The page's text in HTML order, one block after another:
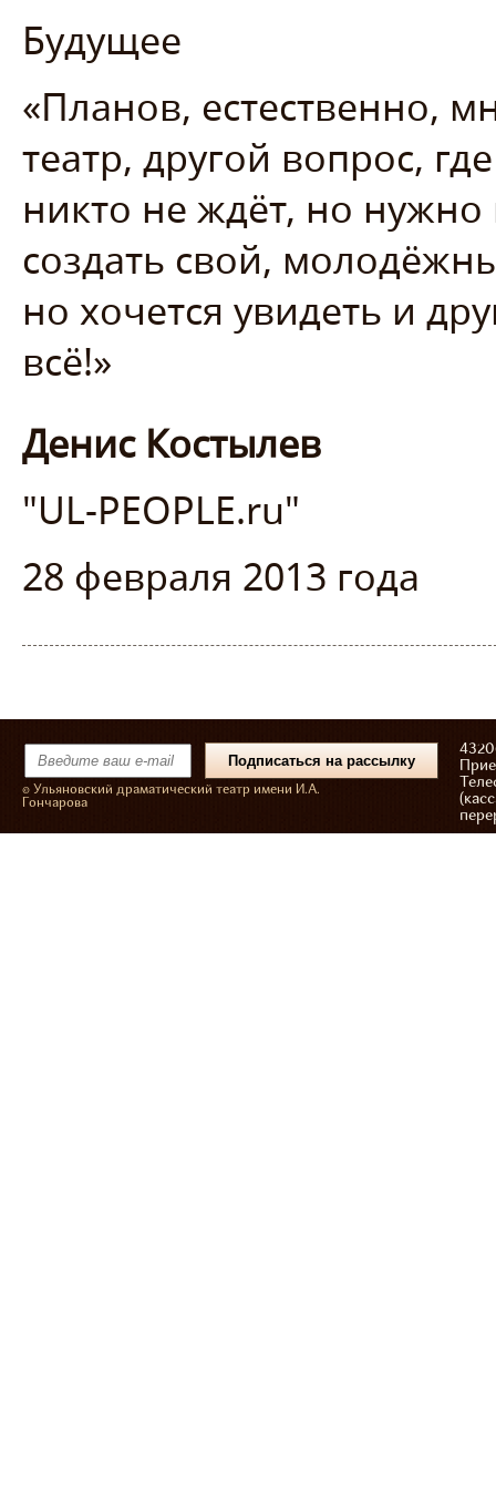
Будущее
«Планов, естественно,
театр, другой вопрос,
никто не ждёт, но
создать свой,
но хочется увидеть и
всё!»
Денис Костылев
"UL-PEOPLE.ru"
28 февраля 2013 года
© Ульяновский драматический театр имени И.А.
Гончарова